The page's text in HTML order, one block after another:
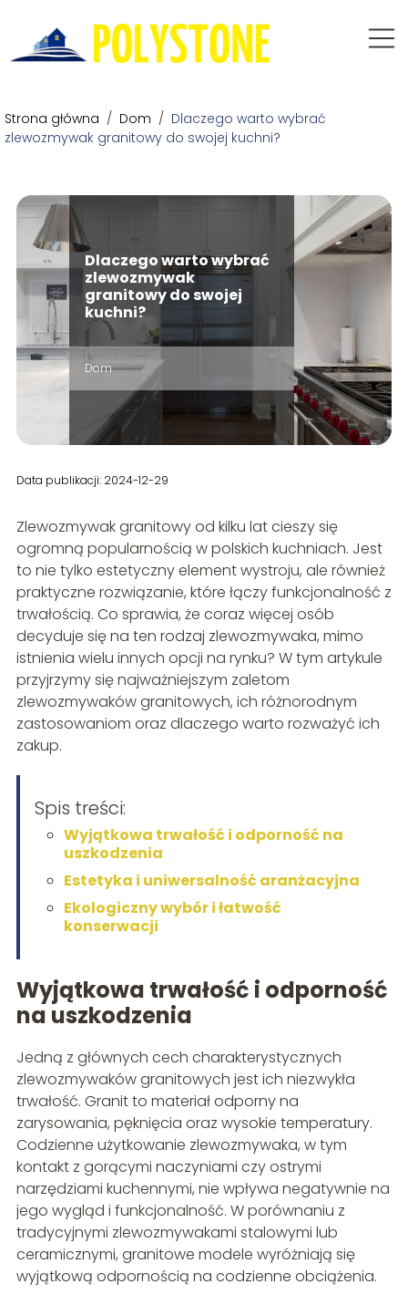
Strona główna / Dom / Dlaczego warto wybrać
zlewozmywak granitowy do swojej kuchni?
Dlaczego warto wybrać
zlewozmywak
granitowy do swojej
kuchni?
Dom
Data publikacji: 2024-12-29
Zlewozmywak granitowy od kilku lat cieszy się
ogromną popularnością w polskich kuchniach. Jest
to nie tylko estetyczny element wystroju, ale również
praktyczne rozwiązanie, które łączy funkcjonalność z
trwałością. Co sprawia, że coraz więcej osób
decyduje się na ten rodzaj zlewozmywaka, mimo
istnienia wielu innych opcji na rynku? W tym artykule
przyjrzymy się najważniejszym zaletom
zlewozmywaków granitowych, ich różnorodnym
zastosowaniom oraz dlaczego warto rozważyć ich
zakup.
Spis treści:
Wyjątkowa trwałość i odporność na
uszkodzenia
Estetyka i uniwersalność aranżacyjna
Ekologiczny wybór i łatwość
konserwacji
Wyjątkowa trwałość i odporność
na uszkodzenia
Jedną z głównych cech charakterystycznych
zlewozmywaków granitowych jest ich niezwykła
trwałość. Granit to materiał odporny na
zarysowania, pęknięcia oraz wysokie temperatury.
Codzienne użytkowanie zlewozmywaka, w tym
kontakt z gorącymi naczyniami czy ostrymi
narzędziami kuchennymi, nie wpływa negatywnie na
jego wygląd i funkcjonalność. W porównaniu z
tradycyjnymi zlewozmywakami stalowymi lub
ceramicznymi, granitowe modele wyróżniają się
wyjątkową odpornością na codzienne obciążenia.